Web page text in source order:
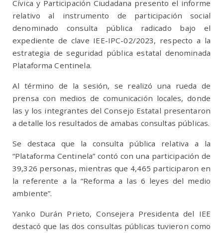
Cívica y Participación Ciudadana presento el informe
relativo al instrumento de participación social
denominado consulta pública radicado bajo el
expediente de clave IEE-IPC-02/2023, respecto a la
estrategia de seguridad pública estatal denominada
Plataforma Centinela.
Al término de la sesión, se realizó una rueda de
prensa con medios de comunicación locales, donde
las y los integrantes del Consejo Estatal presentaron
a detalle los resultados de amabas consultas públicas.
Se destaca que la consulta pública relativa a la
“Plataforma Centinela” contó con una participación de
39,326 personas, mientras que 4,465 participaron en
la referente a la “Reforma a las 6 leyes del medio
ambiente”.
Yanko Durán Prieto, Consejera Presidenta del IEE
destacó que las dos consultas públicas tuvieron como